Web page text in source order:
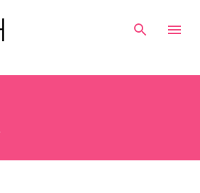
본 콘텐츠로 건너뛰기